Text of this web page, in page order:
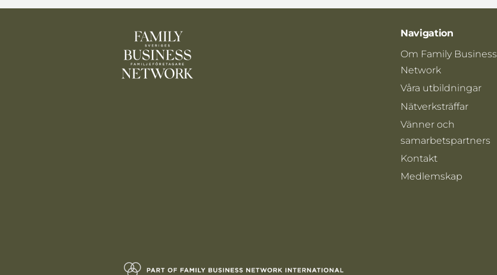
Navigation
Om Family Business
Network
Våra utbildningar
Nätverksträffar
Vänner och
samarbetspartners
Kontakt
Medlemskap